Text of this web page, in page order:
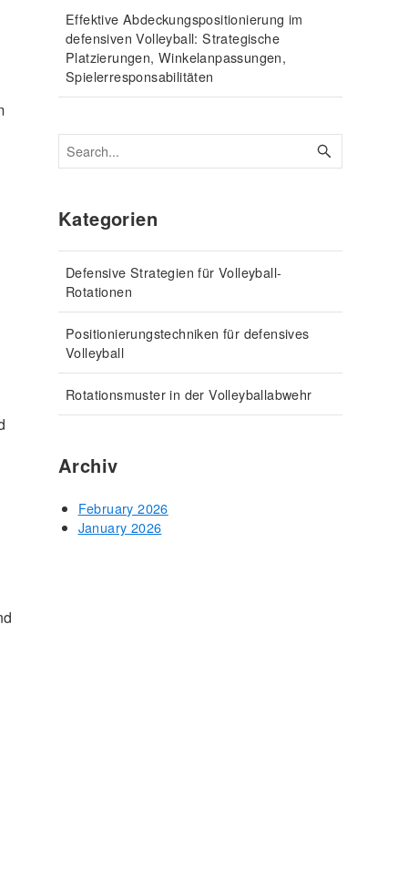
Effektive Abdeckungspositionierung im
defensiven Volleyball: Strategische
Platzierungen, Winkelanpassungen,
Spielerresponsabilitäten
Kategorien
Defensive Strategien für Volleyball-
Rotationen
Positionierungstechniken für defensives
Volleyball
Rotationsmuster in der Volleyballabwehr
Archiv
February 2026
January 2026